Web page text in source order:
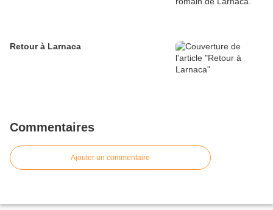
Retour à Larnaca
Commentaires
Ajouter un commentaire